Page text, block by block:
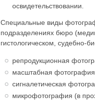
освидетельствовании.
Специальные виды
подразделениях бюро
гистологическом, судебно-
репродукционная
масштабная
сигналетическая
микрофотография (в